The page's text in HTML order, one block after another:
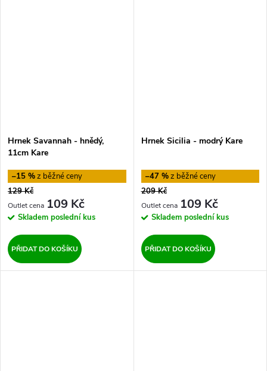
Hrnek Savannah - hnědý,
11cm Kare
–15 %
129 Kč
109 Kč
Skladem poslední kus
PŘIDAT DO KOŠÍKU
Hrnek Sicilia - modrý Kare
–47 %
209 Kč
109 Kč
Skladem poslední kus
PŘIDAT DO KOŠÍKU